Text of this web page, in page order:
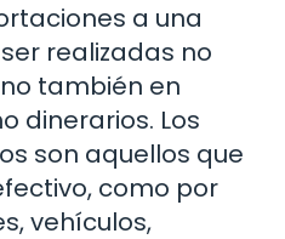
a una
realizadas no
también en
dinerarios. Los
son aquellos que
como por
vehículos,